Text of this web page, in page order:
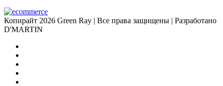
Копирайт 2026 Green Ray | Все права защищены | Разработано
D'MARTIN